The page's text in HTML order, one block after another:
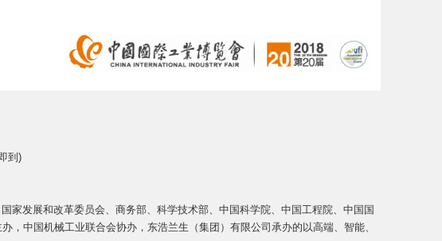
到)
家发展和改革委员会、商务部、科学技术部、中国科学院、中国工程院、中国国
，中国机械工业联合会协办，东浩兰生（集团）有限公司承办的以高端、智能、